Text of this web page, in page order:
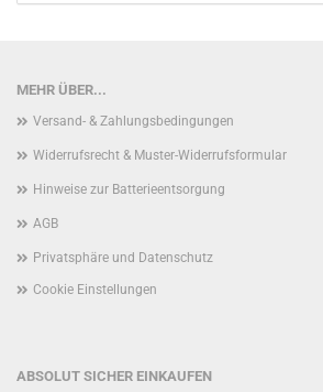
MEHR ÜBER...
Versand- & Zahlungsbedingungen
Widerrufsrecht & Muster-Widerrufsformular
Hinweise zur Batterieentsorgung
AGB
Privatsphäre und Datenschutz
Cookie Einstellungen
ABSOLUT SICHER EINKAUFEN